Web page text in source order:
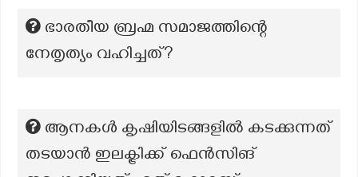
ഭാരതീയ ബ്രഹ്മ സമാജത്തിന്റെ
നേതൃത്യം വഹിച്ചത്?
ആനകൾ കൃഷിയിടങ്ങളിൽ കടക്കുന്നത്
തടയാൻ ഇലക്ട്രിക്ക് ഫെൻസിങ്